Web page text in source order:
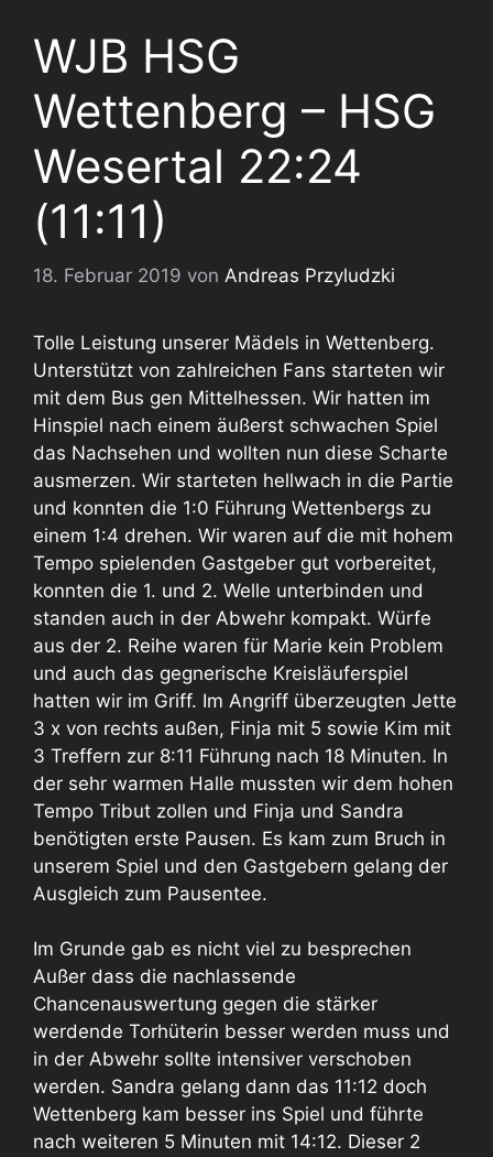
WJB HSG
Wettenberg – HSG
Wesertal 22:24
(11:11)
18. Februar 2019 von Andreas Przyludzki
Tolle Leistung unserer Mädels in Wettenberg.
Unterstützt von zahlreichen Fans starteten wir
mit dem Bus gen Mittelhessen. Wir hatten im
Hinspiel nach einem äußerst schwachen Spiel
das Nachsehen und wollten nun diese Scharte
ausmerzen. Wir starteten hellwach in die Partie
und konnten die 1:0 Führung Wettenbergs zu
einem 1:4 drehen. Wir waren auf die mit hohem
Tempo spielenden Gastgeber gut vorbereitet,
konnten die 1. und 2. Welle unterbinden und
standen auch in der Abwehr kompakt. Würfe
aus der 2. Reihe waren für Marie kein Problem
und auch das gegnerische Kreisläuferspiel
hatten wir im Griff. Im Angriff überzeugten Jette
3 x von rechts außen, Finja mit 5 sowie Kim mit
3 Treffern zur 8:11 Führung nach 18 Minuten. In
der sehr warmen Halle mussten wir dem hohen
Tempo Tribut zollen und Finja und Sandra
benötigten erste Pausen. Es kam zum Bruch in
unserem Spiel und den Gastgebern gelang der
Ausgleich zum Pausentee.
Im Grunde gab es nicht viel zu besprechen
Außer dass die nachlassende
Chancenauswertung gegen die stärker
werdende Torhüterin besser werden muss und
in der Abwehr sollte intensiver verschoben
werden. Sandra gelang dann das 11:12 doch
Wettenberg kam besser ins Spiel und führte
nach weiteren 5 Minuten mit 14:12. Dieser 2